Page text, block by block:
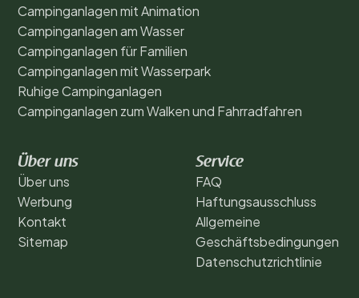
Campinganlagen mit Animation
Campinganlagen am Wasser
Campinganlagen für Familien
Campinganlagen mit Wasserpark
Ruhige Campinganlagen
Campinganlagen zum Walken und Fahrradfahren
Über uns
Über uns
Werbung
Kontakt
Sitemap
Service
FAQ
Haftungsausschluss
Allgemeine
Geschäftsbedingungen
Datenschutzrichtlinie